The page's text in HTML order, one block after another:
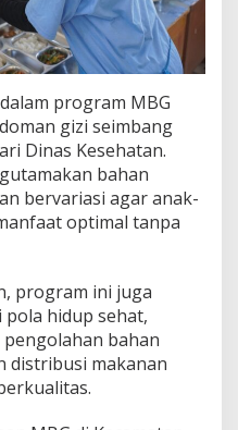
program MBG
gizi seimbang
Dinas Kesehatan.
bahan
bervariasi agar anak-
optimal tanpa
program ini juga
hidup sehat,
bahan
distribusi makanan